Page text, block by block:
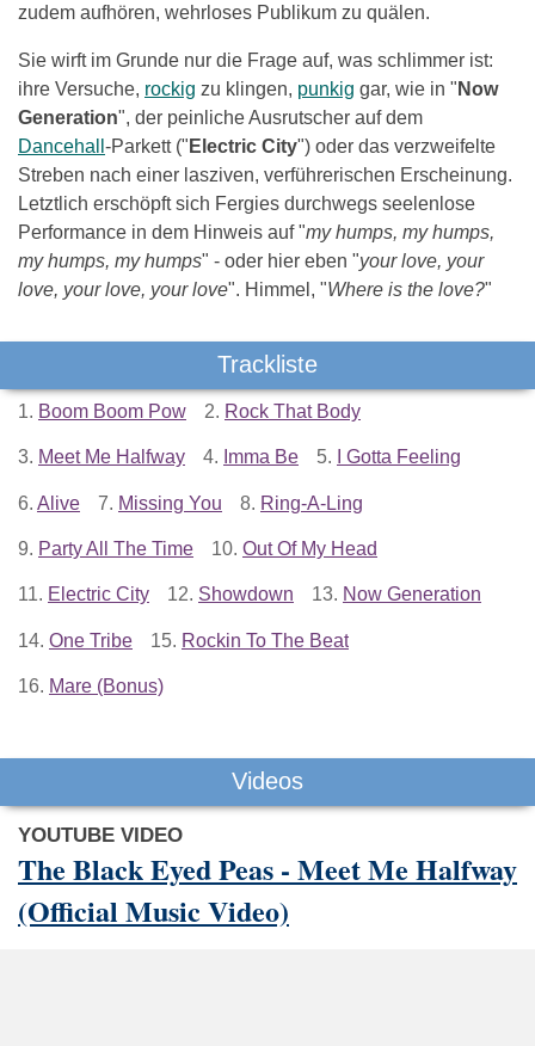
zudem aufhören, wehrloses Publikum zu quälen.
Sie wirft im Grunde nur die Frage auf, was schlimmer ist:
ihre Versuche, rockig zu klingen, punkig gar, wie in " Now
Generation", der peinliche Ausrutscher auf dem
Dancehall -Parkett (" Electric City") oder das verzweifelte
Streben nach einer lasziven, verführerischen Erscheinung.
Letztlich erschöpft sich Fergies durchwegs seelenlose
Performance in dem Hinweis auf "my humps, my humps,
my humps, my humps" - oder hier eben "your love, your
love, your love, your love". Himmel, "Where is the love?"
Trackliste
1. Boom Boom Pow 2. Rock That Body
3. Meet Me Halfway 4. Imma Be 5. I Gotta Feeling
6. Alive 7. Missing You 8. Ring-A-Ling
9. Party All The Time 10. Out Of My Head
11. Electric City 12. Showdown 13. Now Generation
14. One Tribe 15. Rockin To The Beat
16. Mare (Bonus)
Videos
YOUTUBE VIDEO
The Black Eyed Peas - Meet Me Halfway
(Official Music Video)